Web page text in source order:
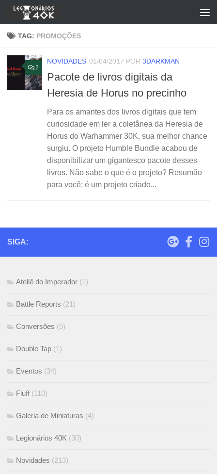
Skip to content
TAG: PROMOÇÕES
2
NOVIDADES 01/04/2017 POR 3DARKMAN
Pacote de livros digitais da
Heresia de Horus no precinho
Para os amantes dos livros digitais que tem
curiosidade em ler a coletânea da Heresia de
Horus do Warhammer 30K, sua melhor chance
surgiu. O projeto Humble Bundle acabou de
disponibilizar um gigantesco pacote desses
livros. Não sabe o que é o projeto? Resumão
para você: é um projeto criado...
SIGA:
Ateliê do Imperador (1)
Battle Reports (21)
Conversões (5)
Double Tap (1)
Eventos (34)
Fluff (110)
Galeria de Miniaturas (4)
Legionários 40K (30)
Novidades (213)